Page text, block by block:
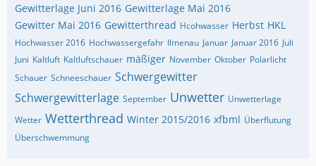
Gewitterlage Juni 2016 Gewitterlage Mai 2016
Gewitter Mai 2016 Gewitterthread Hcohwasser Herbst HKL
Hochwasser 2016 Hochwassergefahr Ilmenau Januar Januar 2016 Juli
Juni Kaltluft Kaltluftschauer mäßiger November Oktober Polarlicht
Schauer Schneeschauer Schwergewitter
Schwergewitterlage September Unwetter Unwetterlage
Wetter Wetterthread Winter 2015/2016 xfbml Überflutung
Überschwemmung